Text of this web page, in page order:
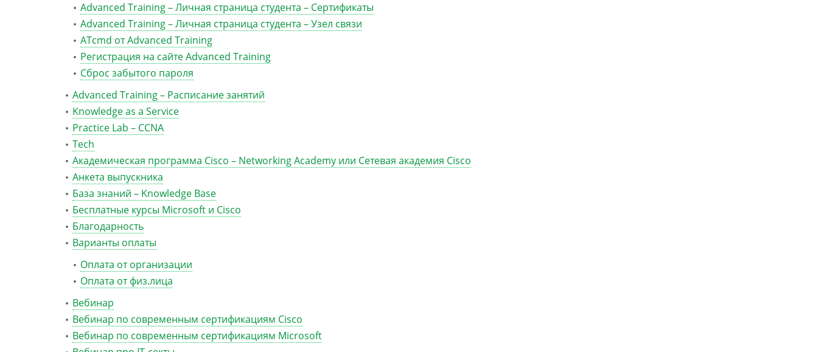
Advanced Training – Личная страница студента – Сертификаты
Advanced Training – Личная страница студента – Узел связи
ATcmd от Advanced Training
Регистрация на сайте Advanced Training
Сброс забытого пароля
Advanced Training – Расписание занятий
Knowledge as a Service
Practice Lab – CCNA
Tech
Академическая программа Cisco – Networking Academy или Сетевая академия Cisco
Анкета выпускника
База знаний – Knowledge Base
Бесплатные курсы Microsoft и Cisco
Благодарность
Варианты оплаты
Оплата от организации
Оплата от физ.лица
Вебинар
Вебинар по современным сертификациям Cisco
Вебинар по современным сертификациям Microsoft